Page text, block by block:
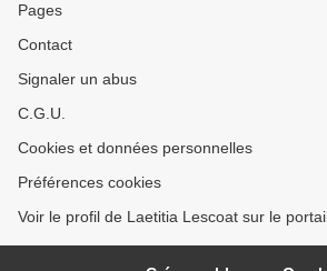
Pages
Contact
Signaler un abus
C.G.U.
Cookies et données personnelles
Préférences cookies
Voir le profil de Laetitia Lescoat sur le